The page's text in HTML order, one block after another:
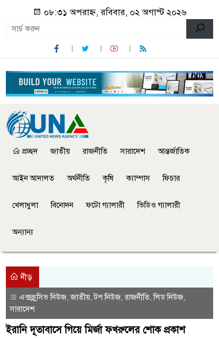
০৮:৩১ অপরাহ্ন, রবিবার, ০২ অগাস্ট ২০২৬
প্রচ্ছদ জাতীয় রাজনীতি সারাদেশ আন্তর্জাতিক
আইন আদালত অর্থনীতি কৃষি ক্যাম্পাস ফিচার
খেলাধুলা বিনোদন ফটো গ্যালারী ভিডিও গ্যালারী
অন্যান্য
নীড়
এক্সক্লুসিভ নিউজ,জাতীয়,টপ নিউজ,রাজনীতি,লিড নিউজ,
সারাদেশ
ইরানি দূতাবাসে গিয়ে মির্জা ফখরুলের শোক প্রকাশ